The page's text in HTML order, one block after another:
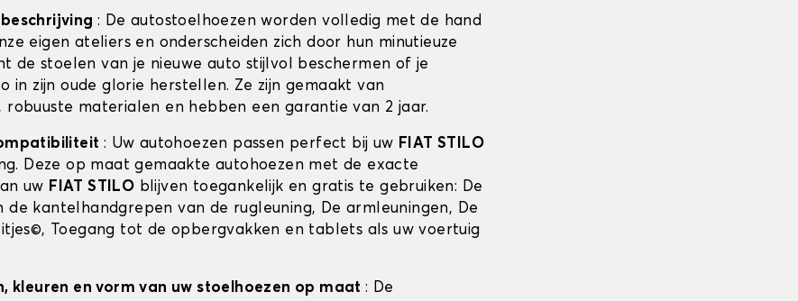
: De autostoelhoezen worden volledig met de hand
eigen ateliers en onderscheiden zich door hun minutieuze
de stoelen van je nieuwe auto stijlvol beschermen of je
in zijn oude glorie herstellen. Ze zijn gemaakt van
robuuste materialen en hebben een garantie van 2 jaar.
: Uw autohoezen passen perfect bij uw FIAT STILO
Deze op maat gemaakte autohoezen met de exacte
uw FIAT STILO blijven toegankelijk en gratis te gebruiken: De
de kantelhandgrepen van de rugleuning, De armleuningen, De
Toegang tot de opbergvakken en tablets als uw voertuig
kleuren en vorm van uw stoelhoezen op maat: De